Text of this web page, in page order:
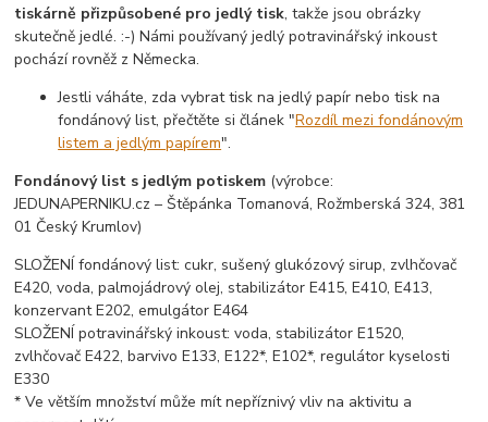
tiskárně přizpůsobené pro jedlý tisk, takže jsou obrázky
skutečně jedlé. :-) Námi používaný jedlý potravinářský inkoust
pochází rovněž z Německa.
Jestli váháte, zda vybrat tisk na jedlý papír nebo tisk na
fondánový list, přečtěte si článek "Rozdíl mezi fondánovým
listem a jedlým papírem".
Fondánový list s jedlým potiskem (výrobce:
JEDUNAPERNIKU.cz – Štěpánka Tomanová, Rožmberská 324, 381
01 Český Krumlov)
SLOŽENÍ fondánový list: cukr, sušený glukózový sirup, zvlhčovač
E420, voda, palmojádrový olej, stabilizátor E415, E410, E413,
konzervant E202, emulgátor E464
SLOŽENÍ potravinářský inkoust: voda, stabilizátor E1520,
zvlhčovač E422, barvivo E133, E122*, E102*, regulátor kyselosti
E330
* Ve větším množství může mít nepříznivý vliv na aktivitu a